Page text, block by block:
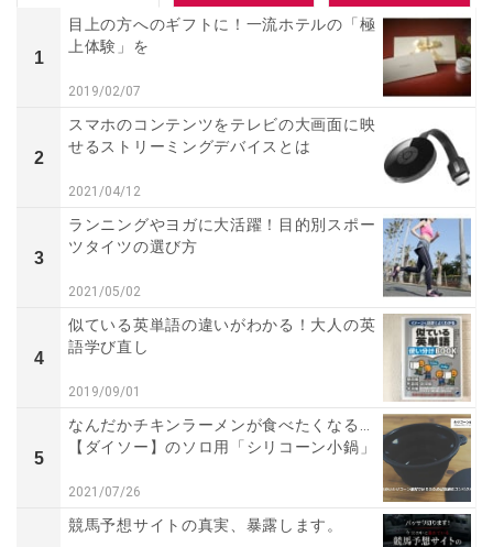
1
目上の方へのギフトに！一流ホテルの「極
上体験」を
2019/02/07
2
スマホのコンテンツをテレビの大画面に映
せるストリーミングデバイスとは
2021/04/12
3
ランニングやヨガに大活躍！目的別スポー
ツタイツの選び方
2021/05/02
4
似ている英単語の違いがわかる！大人の英
語学び直し
2019/09/01
5
なんだかチキンラーメンが食べたくなる…
【ダイソー】のソロ用「シリコーン小鍋」
2021/07/26
競馬予想サイトの真実、暴露します。